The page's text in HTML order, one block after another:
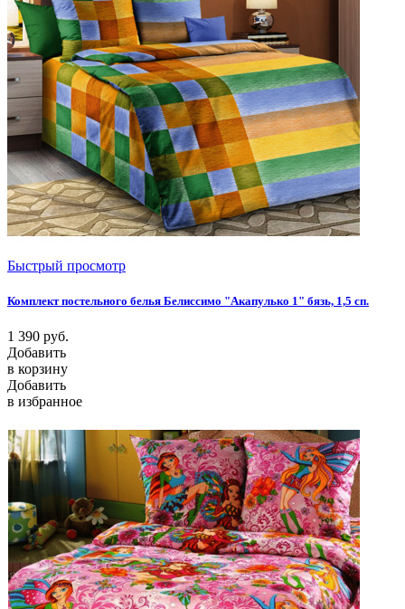
Быстрый просмотр
Комплект постельного белья Белиссимо "Акапулько 1" бязь, 1,5 сп.
1 390 руб.
Добавить
в корзину
Добавить
в избранное